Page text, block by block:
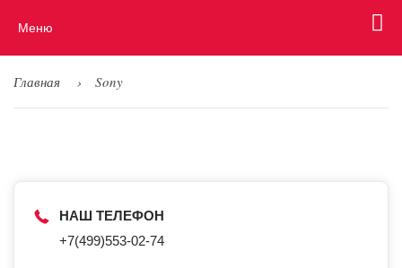
Меню
Главная Sony
НАШ ТЕЛЕФОН
+7(499)553-02-74